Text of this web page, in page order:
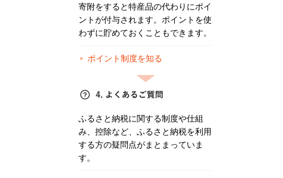
寄附をすると特産品の代わりにポイ
ントが付与されます。ポイントを使
わずに貯めておくこともできます。
ポイント制度を知る
ふるさと納税に関する制度や仕組
み、控除など、ふるさと納税を利用
する方の疑問点がまとまっていま
す。